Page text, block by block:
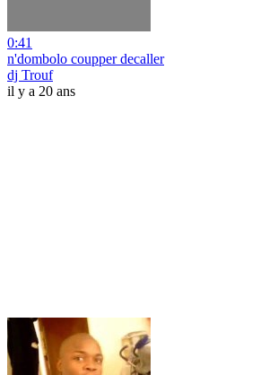
0:41
n'dombolo coupper decaller
dj Trouf
il y a 20 ans